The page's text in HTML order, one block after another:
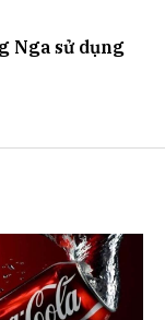
Nga sử dụng